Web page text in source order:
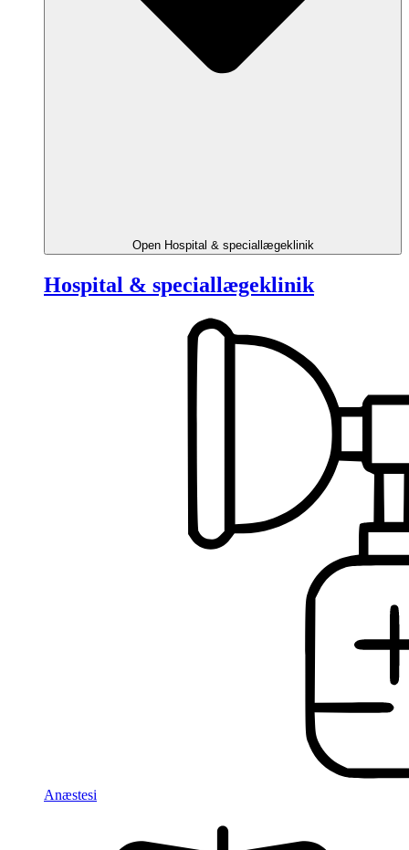
Open Hospital & speciallægeklinik
Hospital & speciallægeklinik
Anæstesi